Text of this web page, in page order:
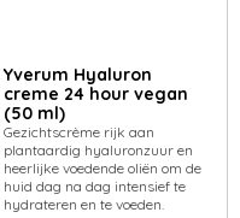
Yverum Hyaluron
creme 24 hour vegan
(50 ml)
Gezichtscrème rijk aan
plantaardig hyaluronzuur en
heerlijke voedende oliën om de
huid dag na dag intensief te
hydrateren en te voeden.